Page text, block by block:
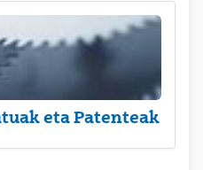
eta Patenteak